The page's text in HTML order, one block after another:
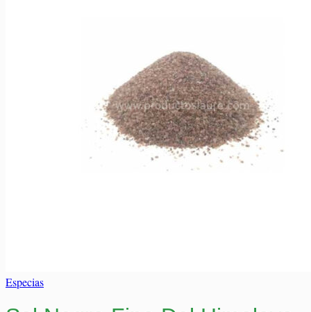
No hay productos en el carrito.
Volver a la tienda
No hay productos en el carrito.
Volver a la tienda
Especias